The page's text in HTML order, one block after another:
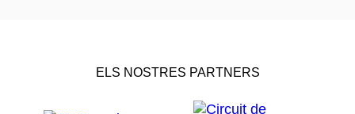
ELS NOSTRES PARTNERS